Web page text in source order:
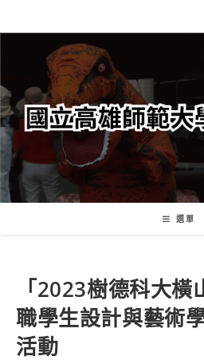
轉
要
內
容
選單
「2023樹德科大
職學生設計與藝術
活動